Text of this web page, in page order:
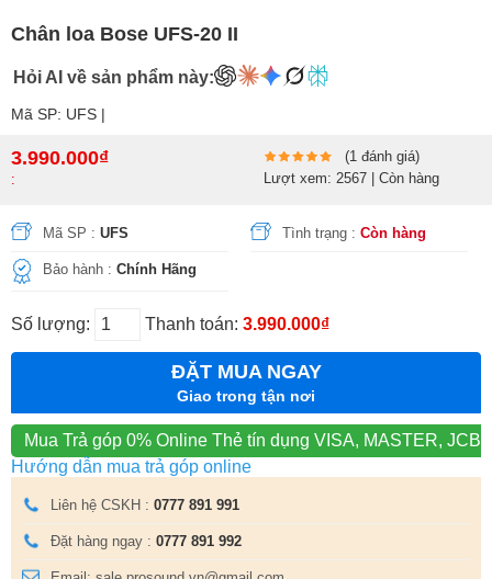
Chân loa Bose UFS-20 II
Hỏi AI về sản phẩm này:
Mã SP: UFS |
3.990.000₫
:
(1 đánh giá)
Lượt xem: 2567 | Còn hàng
Mã SP : UFS Tình trạng :Còn hàng
Bảo hành : Chính Hãng
Số lượng: Thanh toán: 3.990.000₫
ĐẶT MUA NGAY
Giao trong tận nơi
Mua Trả góp 0% Online Thẻ tín dụng VISA, MASTER, JCB
Hướng dẫn mua trả góp online
Liên hệ CSKH : 0777 891 991
Đặt hàng ngay : 0777 891 992